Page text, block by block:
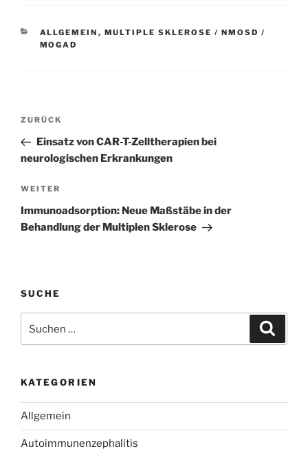
KATEGORIEN
ALLGEMEIN , MULTIPLE SKLEROSE / NMOSD /
MOGAD
Beitragsnavigation
Vorheriger
Beitrag
ZURÜCK
Einsatz von CAR-T-Zelltherapien bei
neurologischen Erkrankungen
Nächster
Beitrag
WEITER
Immunoadsorption: Neue Maßstäbe in der
Behandlung der Multiplen Sklerose
SUCHE
nach:
KATEGORIEN
Allgemein
Autoimmunenzephalitis